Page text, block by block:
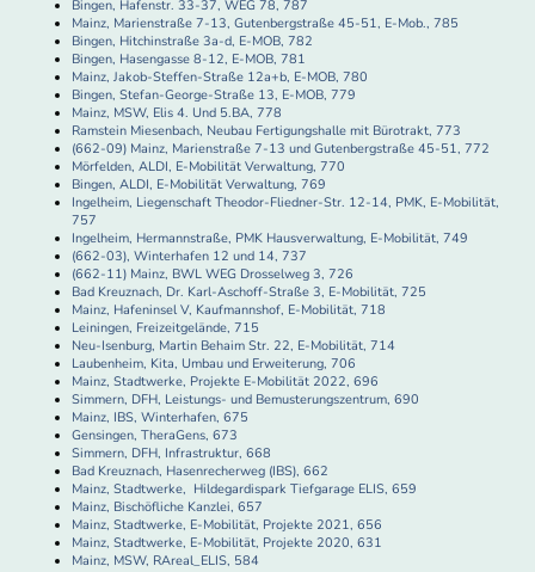
Bingen, Hafenstr. 33-37, WEG 78, 787
Mainz, Marienstraße 7-13, Gutenbergstraße 45-51, E-Mob., 785
Bingen, Hitchinstraße 3a-d, E-MOB, 782
Bingen, Hasengasse 8-12, E-MOB, 781
Mainz, Jakob-Steffen-Straße 12a+b, E-MOB, 780
Bingen, Stefan-George-Straße 13, E-MOB, 779
Mainz, MSW, Elis 4. Und 5.BA, 778
Ramstein Miesenbach, Neubau Fertigungshalle mit Bürotrakt, 773
(662-09) Mainz, Marienstraße 7-13 und Gutenbergstraße 45-51, 772
Mörfelden, ALDI, E-Mobilität Verwaltung, 770
Bingen, ALDI, E-Mobilität Verwaltung, 769
Ingelheim, Liegenschaft Theodor-Fliedner-Str. 12-14, PMK, E-Mobilität,
757
Ingelheim, Hermannstraße, PMK Hausverwaltung, E-Mobilität, 749
(662-03), Winterhafen 12 und 14, 737
(662-11) Mainz, BWL WEG Drosselweg 3, 726
Bad Kreuznach, Dr. Karl-Aschoff-Straße 3, E-Mobilität, 725
Mainz, Hafeninsel V, Kaufmannshof, E-Mobilität, 718
Leiningen, Freizeitgelände, 715
Neu-Isenburg, Martin Behaim Str. 22, E-Mobilität, 714
Laubenheim, Kita, Umbau und Erweiterung, 706
Mainz, Stadtwerke, Projekte E-Mobilität 2022, 696
Simmern, DFH, Leistungs- und Bemusterungszentrum, 690
Mainz, IBS, Winterhafen, 675
Gensingen, TheraGens, 673
Simmern, DFH, Infrastruktur, 668
Bad Kreuznach, Hasenrecherweg (IBS), 662
Mainz, Stadtwerke, Hildegardispark Tiefgarage ELIS, 659
Mainz, Bischöfliche Kanzlei, 657
Mainz, Stadtwerke, E-Mobilität, Projekte 2021, 656
Mainz, Stadtwerke, E-Mobilität, Projekte 2020, 631
Mainz, MSW, RAreal_ELIS, 584